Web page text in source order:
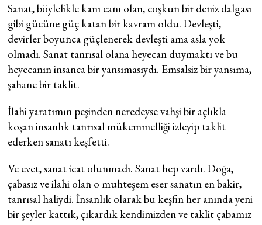
Sanat, böylelikle kanı canı olan, coşkun bir deniz dalgası
gibi gücüne güç katan bir kavram oldu. Devleşti,
devirler boyunca güçlenerek devleşti ama asla yok
olmadı. Sanat tanrısal olana heyecan duymaktı ve bu
heyecanın insanca bir yansımasıydı. Emsalsiz bir yansıma,
şahane bir taklit.
İlahi yaratımın peşinden neredeyse vahşi bir açlıkla
koşan insanlık tanrısal mükemmelliği izleyip taklit
ederken sanatı keşfetti.
Ve evet, sanat icat olunmadı. Sanat hep vardı. Doğa,
çabasız ve ilahi olan o muhteşem eser sanatın en bakir,
tanrısal haliydi. İnsanlık olarak bu keşfin her anında yeni
bir şeyler kattık, çıkardık kendimizden ve taklit çabamız